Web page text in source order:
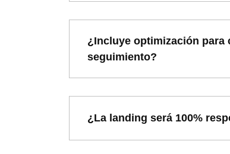
¿Incluye optimización para
seguimiento?
¿La landing será 100%